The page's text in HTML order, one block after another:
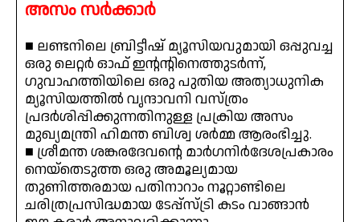
അസം സർക്കാർ
■ ലണ്ടനിലെ ബ്രിട്ടീഷ് മ്യൂസിയവുമായി ഒപ്പുവച്ച
ഒരു ലെറ്റർ ഓഫ് ഇന്റന്റിനെത്തുടർന്ന്,
ഗുവാഹത്തിയിലെ ഒരു പുതിയ അത്യാധുനിക
മ്യൂസിയത്തിൽ വൃന്ദാവനി വസ്ത്രം
പ്രദർശിപ്പിക്കുന്നതിനുള്ള പ്രക്രിയ അസം
മുഖ്യമന്ത്രി ഹിമന്ത ബിശ്വ ശർമ്മ ആരംഭിച്ചു.
■ ശ്രീമന്ത ശങ്കരദേവന്റെ മാർഗനിർദേശപ്രകാരം
നെയ്തെടുത്ത ഒരു അമൂല്യമായ
തുണിത്തരമായ പതിനാറാം നൂറ്റാണ്ടിലെ
ചരിത്രപ്രസിദ്ധമായ ടേപ്പ്സ്ട്രി കടം വാങ്ങാൻ